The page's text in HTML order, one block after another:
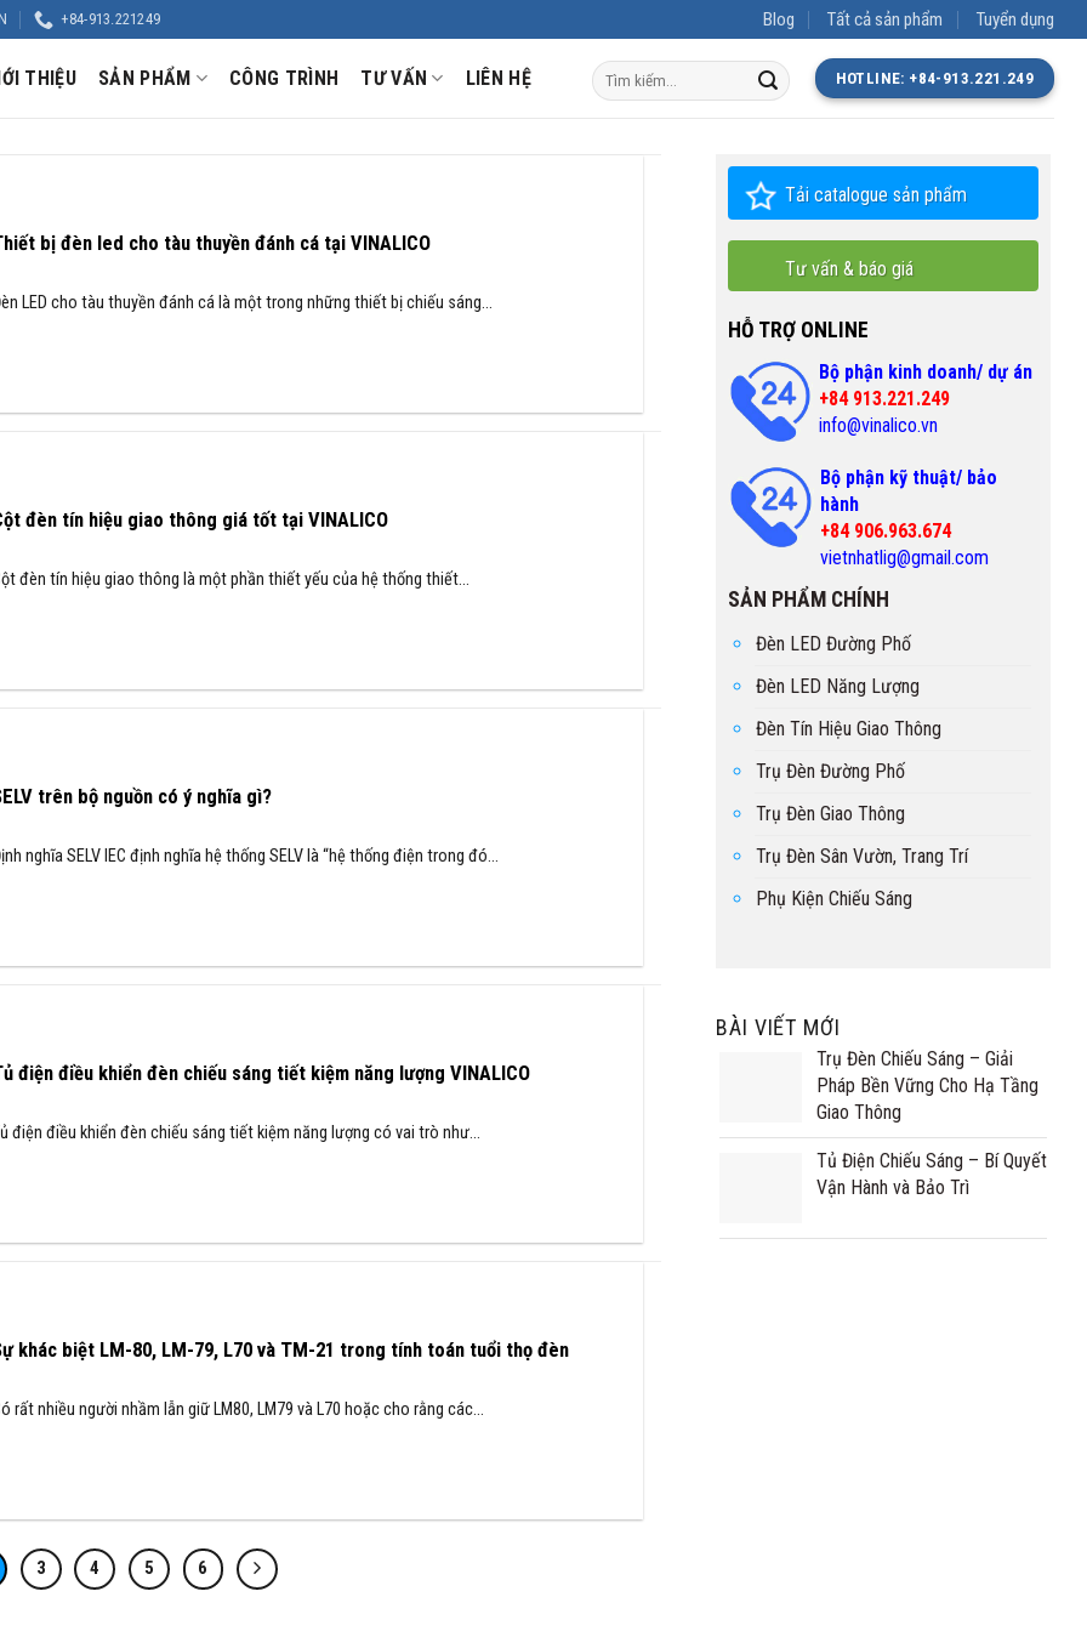
+84-913.221249 Blog Tất cả sản phẩm Tuyển dụng
THIỆU SẢN PHẨM CÔNG TRÌNH TƯ VẤN LIÊN HỆ
Tìm
kiếm:
HOTLINE: +84-913.221.249
bị đèn led cho tàu thuyền đánh cá tại VINALICO
LED cho tàu thuyền đánh cá là một trong những thiết bị chiếu sáng...
đèn tín hiệu giao thông giá tốt tại VINALICO
đèn tín hiệu giao thông là một phần thiết yếu của hệ thống thiết...
trên bộ nguồn có ý nghĩa gì?
nghĩa SELV IEC định nghĩa hệ thống SELV là “hệ thống điện trong đó...
điện điều khiển đèn chiếu sáng tiết kiệm năng lượng VINALICO
điện điều khiển đèn chiếu sáng tiết kiệm năng lượng có vai trò như...
khác biệt LM-80, LM-79, L70 và TM-21 trong tính toán tuổi thọ đèn
rất nhiều người nhầm lẫn giữ LM80, LM79 và L70 hoặc cho rằng các...
3 4 5 6
Tải catalogue sản phẩm
Tư vấn & báo giá
HỖ TRỢ ONLINE
Bộ phận kinh doanh/ dự án
+84 913.221.249
info@vinalico.vn
Bộ phận kỹ thuật/ bảo
hành
+84 906.963.674
vietnhatlig@gmail.com
SẢN PHẨM CHÍNH
Đèn LED Đường Phố
Đèn LED Năng Lượng
Đèn Tín Hiệu Giao Thông
Trụ Đèn Đường Phố
Trụ Đèn Giao Thông
Trụ Đèn Sân Vườn, Trang Trí
Phụ Kiện Chiếu Sáng
BÀI VIẾT MỚI
Trụ Đèn Chiếu Sáng – Giải
Pháp Bền Vững Cho Hạ Tầng
Giao Thông
Tủ Điện Chiếu Sáng – Bí Quyết
Vận Hành và Bảo Trì